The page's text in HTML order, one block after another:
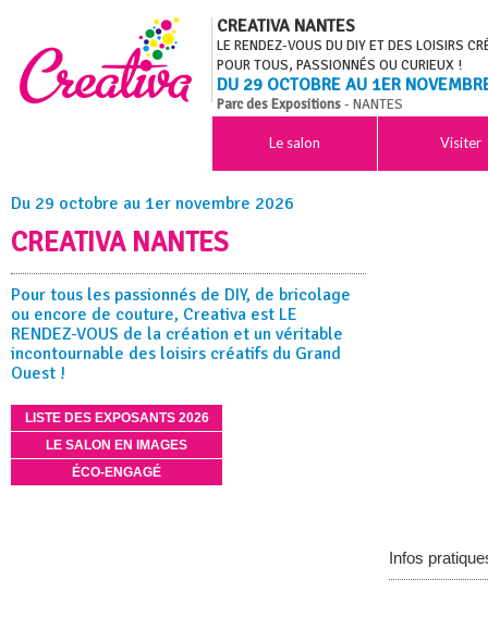
CREATIVA NANTES
LE RENDEZ-VOUS DU DIY ET DES LOISIRS
POUR TOUS, PASSIONNÉS OU CURIEUX !
DU 29 OCTOBRE AU 1ER
Parc des Expositions- NANTES
Le salon Visiter
Du 29 octobre au 1er novembre 2026
CREATIVA NANTES
Pour tous les passionnés de DIY, de bricolage
ou encore de couture, Creativa est LE
RENDEZ-VOUS de la création et un véritable
incontournable des loisirs créatifs du Grand
Ouest !
LISTE DES EXPOSANTS 2026
LE SALON EN IMAGES
ÉCO-ENGAGÉ
Infos